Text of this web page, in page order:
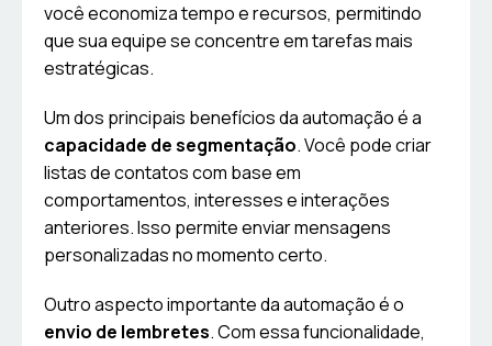
você economiza tempo e recursos, permitindo
que sua equipe se concentre em tarefas mais
estratégicas.
Um dos principais benefícios da automação é a
capacidade de segmentação. Você pode criar
listas de contatos com base em
comportamentos, interesses e interações
anteriores. Isso permite enviar mensagens
personalizadas no momento certo.
Outro aspecto importante da automação é o
envio de lembretes. Com essa funcionalidade,